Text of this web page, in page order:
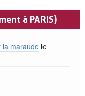
à PARIS)
la maraude le